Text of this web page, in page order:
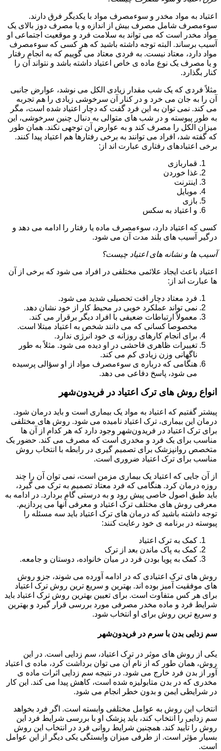
اعتیاد به مواد مخدر و سوءمصرف مواد با یکدیگر فرق دارند.
سوءمصرف شامل مصرف بیش از اندازه و یا مصرف دوز بالای یک
مواد مخدر است که می تواند به سلامت فرد و موقعیت اجتماعی او
آسیب برساند. البته توجه داشته باشید که هر کسی که سوءمصرف
مواد دارد، معتاد نیست. به فردی معتاد می گوییم که به انجام رفتار
و یا مصرف یک نوع ماده ی خاص اعتیاد داشته باشد و نتواند آن را
کنار بگذارد.
مثلاً فردی که یک شب مقدار زیادی الکل می نوشد، عوارض جانبی
آن را به جان می خرد و در کنار آن سرخوشی زیادی را هم تجربه
می کند. نمی توان به این فرد گفت که دچار اعتیاد شده است، مگر
به طور پیوسته و در شب های متوالی به دنبال چنین سرخوشی، این
میزان الکل را مصرف کند و به عوارض آن توجهی نکند. همان طور
که گفته شد، افراد می توانند به برخی رفتارها هم اعتیاد پیدا کنند.
برخی اعتیادهای رفتاری عبارت اند از:
قماربازی
غذا خوردن
اینترنت
موبایل
بازی
و اعتیاد به سکس
کسی که اعتیاد دارد، سوءمصرف ماده یا رفتار را ادامه می دهد و
درگیر آسیب های بلند مدت آن می شود.
آسیب ها و نشانه های اعتیاد چیست؟
اعتیاد باعث ایجاد علائمی مختلفی در افراد می شود که برخی از آن
ها عبارت اند از:
فرد معتاد دچار افت تحصیلی شدید می شود.
نمی تواند عملکرد خوبی در محیط کار از خود نشان دهد.
معمولاً ارتباطات ضعیفی با افراد دیگر برقرار می کند.
مخصوصا کسانی که می دانند شخص به اعتیاد مبتلا است.
برای انجام کارهای روزانه ی خود انرژی ندارد.
تغییرات ظاهری فاحشی در او دیده می شود. مثلاً به طور
ناگهانی وزن زیادی کم می کند.
هنگامی که درباره ی سوءمصرف مواد از او سؤالی پرسیده
می شود، پاسخ دفاعی می دهد.
انواع روش های ترک اعتیاد در فریدون‌شهر
پیشتر گفتیم که اعتیاد به مواد یک بیماری است و باید درمان شود.
درمان این بیماری، ترک اعتیاد نامیده می شود. روش های مختلفی
برای ترک اعتیاد در فریدون‌شهر وجود دارد که هر کدام از آن ها
مناسب برای یک فرد و مخدری است که مصرف می کند. حضور یک
متخصص روانپزشک برای تصمیم گیری در رابطه با انتخاب روش
مناسب برای ترک اعتیاد ضروری است.
از آن جایی که اعتیاد یک بیماری مزمن است، نمی توان آن را چند
روزه درمان کرد. هنگامی که فرد معتاد تصمیم به ترک می گیرد،
باید طبق اصول خاصی پیش رود و به درستی گام بردارد. در ادامه به
معرفی روش های مختلف ترک اعتیاد و معرفی آنها می پردازیم.
توجه داشته باشید که درمان های ترک اعتیاد باید سه مسئله را
پیوسته در برنامه ی خود رعایت کنند:
کمک به ترک اعتیاد
کمک به پاک ماندن بعد از ترک
کمک به پویا بودن فرد در میان خانواده، دوستان و جامعه.
روش های ترک اعتیادی که در ادامه آورده می شوند، جزو روش
های موفقیت آمیز بوده اند. بهترین و سریع ترین روش ترک اعتیاد
برای هر کس متفاوت است. برای تعیین بهترین روش ترک اعتیاد باید
شرایط فرد و ماده مخدر مصرفی مورد بررسی قرار گیرد و بهترین
و سریع ترین روش برای او انتخاب شود.
سم زدایی بدن با سرم در فریدون‌شهر
یکی از روش های موثر در ترک اعتیاد، سم زدایی است. در این
روش، همان طور که از نام آن می توان برداشت کرد، ماده ی اعتیاد
آور از بدن فرد خارج می شود. در نتیجه سم زدایی اثرات ماده ی
مخدری که در بدن متابولیزه شده است، کاهش پیدا می کند. این کار
در شرایطی ایمن و بدون خطر انجام می شود.
انتخاب این روش به عوامل مختلفی وابسته است. اگر فرد بخواهد
سم زدایی را انتخاب کند، باید پزشک او با بررسی شرایط فرد این
روش را تأیید کند. همچنین شرایط روانی فرد در انتخاب این روش
بسیار مؤثر است. از طرفی میزان وابستگی یکی دیگر از این عوامل
است.